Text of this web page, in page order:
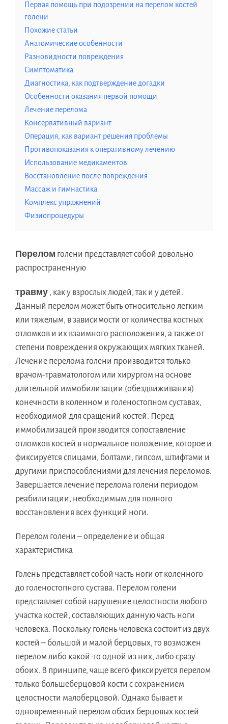
Первая помощь при подозрении на перелом костей
голени
Похожие статьи
Анатомические особенности
Разновидности повреждения
Симптоматика
Диагностика, как подтверждение догадки
Особенности оказания первой помощи
Лечение перелома
Консервативный вариант
Операция, как вариант решения проблемы
Противопоказания к оперативному лечению
Использование медикаментов
Восстановление после повреждения
Массаж и гимнастика
Комплекс упражнений
Физиопроцедуры
Перелом голени представляет собой довольно
распространенную
травму , как у взрослых людей, так и у детей.
Данный перелом может быть относительно легким
или тяжелым, в зависимости от количества костных
отломков и их взаимного расположения, а также от
степени повреждения окружающих мягких тканей.
Лечение перелома голени производится только
врачом-травматологом или хирургом на основе
длительной иммобилизации (обездвиживания)
конечности в коленном и голеностопном суставах,
необходимой для сращений костей. Перед
иммобилизацей производится сопоставление
отломков костей в нормальное положение, которое и
фиксируется спицами, болтами, гипсом, штифтами и
другими приспособлениями для лечения переломов.
Завершается лечение перелома голени периодом
реабилитации, необходимым для полного
восстановления всех функций ноги.
Перелом голени – определение и общая
характеристика
Голень представляет собой часть ноги от коленного
до голеностопного сустава. Перелом голени
представляет собой нарушение целостности любого
участка костей, составляющих данную часть ноги
человека. Поскольку голень человека состоит из двух
костей – большой и малой берцовых, то возможен
перелом либо какой-то одной из них, либо сразу
обоих. В принципе, чаще всего фиксируется перелом
только большеберцовой кости с сохранением
целостности малоберцовой. Однако бывает и
одновременный перелом обоих берцовых костей